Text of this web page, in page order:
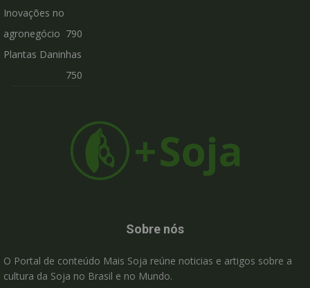
Inovações no
agronegócio 790
Plantas Daninhas
750
Sobre nós
O Portal de conteúdo Mais Soja reúne noticias e artigos sobre a
cultura da Soja no Brasil e no Mundo.